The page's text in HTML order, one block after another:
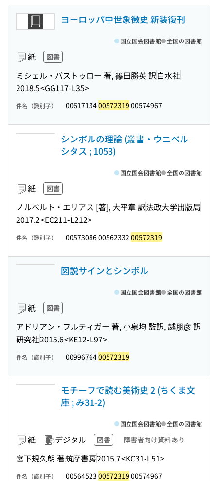
ヨーロッパ中世象徴史 新装復刊
紙 図書
ミシェル・パストゥロー 著, 篠田勝英 訳白水社
2018.5<GG117-L35>
国立国会図書館 全国の図書館
件名（識別子） 0061713400572319 00574967
シンボルの理論 (叢書・ウニベル
シタス ; 1053)
紙 図書
ノルベルト・エリアス [著], 大平章 訳法政大学出版局
2017.2<EC211-L212>
国立国会図書館 全国の図書館
件名（識別子） 00573086 00562332 00572319
図説サインとシンボル
紙 図書
アドリアン・フルティガー 著, 小泉均 監訳, 越朋彦 訳
研究社2015.6<KE12-L97>
国立国会図書館 全国の図書館
件名（識別子） 0099676400572319
モチーフで読む美術史 2 (ちくま文
庫 ; み31-2)
紙 デジタル 図書 障害者向け資料あり
宮下規久朗 著筑摩書房2015.7<KC31-L51>
国立国会図書館 全国の図書館
件名（識別子） 00564523 00572319 00574967